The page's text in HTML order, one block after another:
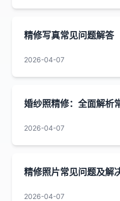
精修写真常见问题解答
2026-04-07
婚纱照精修：全面解析
2026-04-07
精修照片常见问题及解
2026-04-07